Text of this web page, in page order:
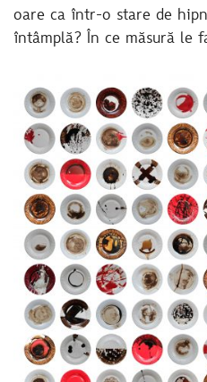
oare ca într-o stare de
întâmplă? În ce măsură le